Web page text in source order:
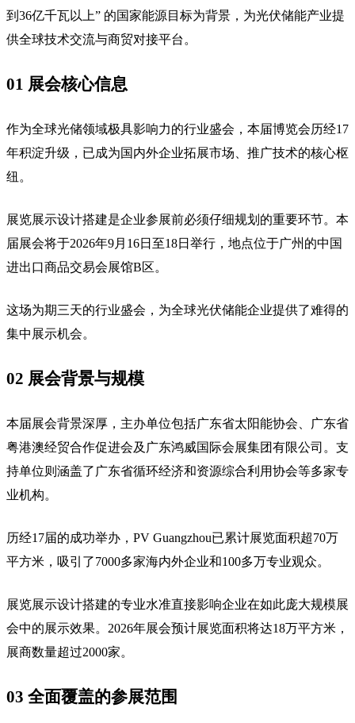
到36亿千瓦以上” 的国家能源目标为背景，为光伏储能产业提
供全球技术交流与商贸对接平台。
01 展会核心信息
作为全球光储领域极具影响力的行业盛会，本届博览会历经17
年积淀升级，已成为国内外企业拓展市场、推广技术的核心枢
纽。
展览展示设计搭建是企业参展前必须仔细规划的重要环节。本
届展会将于2026年9月16日至18日举行，地点位于广州的中国
进出口商品交易会展馆B区。
这场为期三天的行业盛会，为全球光伏储能企业提供了难得的
集中展示机会。
02 展会背景与规模
本届展会背景深厚，主办单位包括广东省太阳能协会、广东省
粤港澳经贸合作促进会及广东鸿威国际会展集团有限公司。支
持单位则涵盖了广东省循环经济和资源综合利用协会等多家专
业机构。
历经17届的成功举办，PV Guangzhou已累计展览面积超70万
平方米，吸引了7000多家海内外企业和100多万专业观众。
展览展示设计搭建的专业水准直接影响企业在如此庞大规模展
会中的展示效果。2026年展会预计展览面积将达18万平方米，
展商数量超过2000家。
03 全面覆盖的参展范围